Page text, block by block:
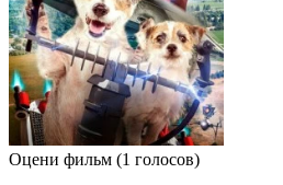
Оцени фильм (1 голосов)